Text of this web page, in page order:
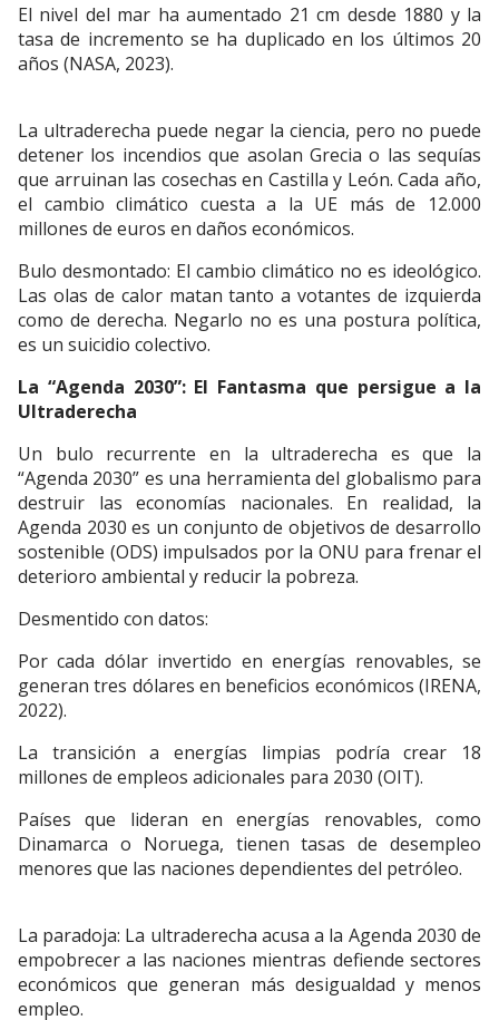
El nivel del mar ha aumentado 21 cm desde 1880 y la
tasa de incremento se ha duplicado en los últimos 20
años (NASA, 2023).
La ultraderecha puede negar la ciencia, pero no puede
detener los incendios que asolan Grecia o las sequías
que arruinan las cosechas en Castilla y León. Cada año,
el cambio climático cuesta a la UE más de 12.000
millones de euros en daños económicos.
Bulo desmontado: El cambio climático no es ideológico.
Las olas de calor matan tanto a votantes de izquierda
como de derecha. Negarlo no es una postura política,
es un suicidio colectivo.
La “Agenda 2030”: El Fantasma que persigue a la
Ultraderecha
Un bulo recurrente en la ultraderecha es que la
“Agenda 2030” es una herramienta del globalismo para
destruir las economías nacionales. En realidad, la
Agenda 2030 es un conjunto de objetivos de desarrollo
sostenible (ODS) impulsados por la ONU para frenar el
deterioro ambiental y reducir la pobreza.
Desmentido con datos:
Por cada dólar invertido en energías renovables, se
generan tres dólares en beneficios económicos (IRENA,
2022).
La transición a energías limpias podría crear 18
millones de empleos adicionales para 2030 (OIT).
Países que lideran en energías renovables, como
Dinamarca o Noruega, tienen tasas de desempleo
menores que las naciones dependientes del petróleo.
La paradoja: La ultraderecha acusa a la Agenda 2030 de
empobrecer a las naciones mientras defiende sectores
económicos que generan más desigualdad y menos
empleo.